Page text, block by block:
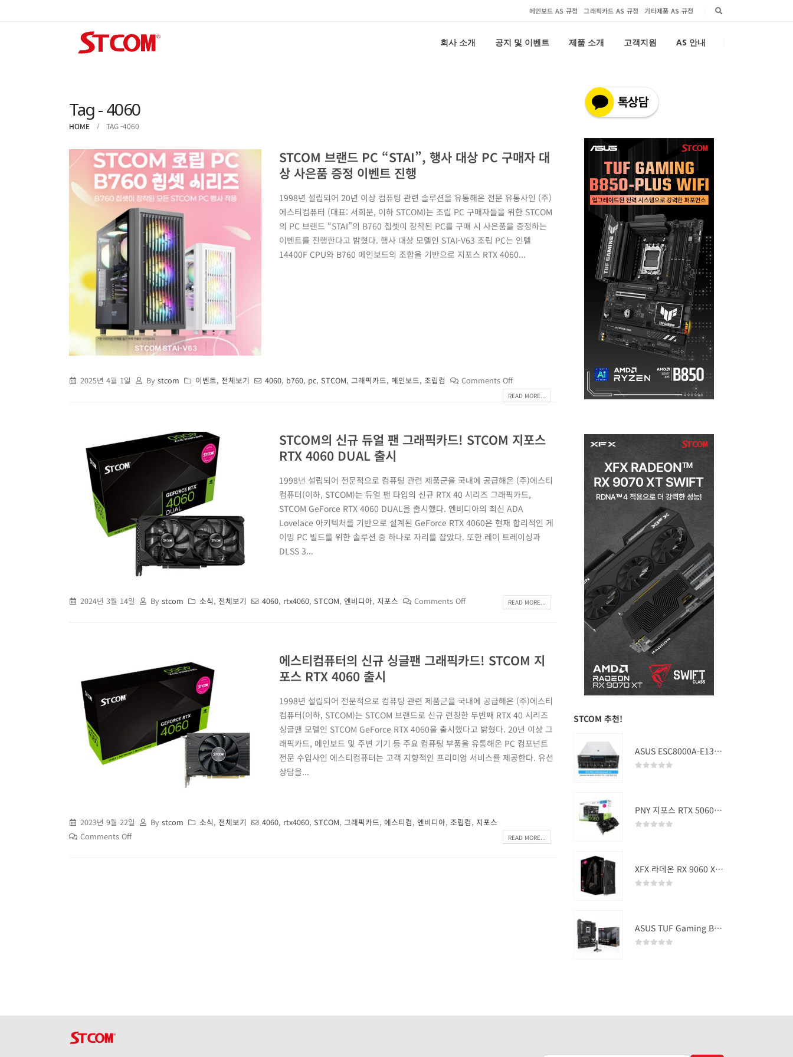
메인보드 AS 규정 그래픽카드 AS 규정 기타제품 AS 규정
회사 소개 공지 및 이벤트 제품 소개 고객지원 AS 안내
Tag - 4060
HOME TAG -4060
STCOM 브랜드 PC “STAI”, 행사 대상 PC 구매자 대
상 사은품 증정 이벤트 진행
1998년 설립되어 20년 이상 컴퓨팅 관련 솔루션을 유통해온 전문 유통사인 (주)
에스티컴퓨터 (대표: 서희문, 이하 STCOM)는 조립 PC 구매자들을 위한 STCOM
의 PC 브랜드 “STAI”의 B760 칩셋이 장착된 PC를 구매 시 사은품을 증정하는
이벤트를 진행한다고 밝혔다. 행사 대상 모델인 STAI-V63 조립 PC는 인텔
14400F CPU와 B760 메인보드의 조합을 기반으로 지포스 RTX 4060...
2025년 4월 1일 Bystcom 이벤트, 전체보기 4060, b760, pc,STCOM,그래픽카드, 메인보드,조립컴 Comments Off
READ MORE...
STCOM의 신규 듀얼 팬 그래픽카드! STCOM 지포스
RTX 4060 DUAL 출시
1998년 설립되어 전문적으로 컴퓨팅 관련 제품군을 국내에 공급해온 (주)에스티
컴퓨터(이하, STCOM)는 듀얼 팬 타입의 신규 RTX 40 시리즈 그래픽카드,
STCOM GeForce RTX 4060 DUAL을 출시했다. 엔비디아의 최신 ADA
Lovelace 아키텍처를 기반으로 설계된 GeForce RTX 4060은 현재 합리적인 게
이밍 PC 빌드를 위한 솔루션 중 하나로 자리를 잡았다. 또한 레이 트레이싱과
DLSS 3...
2024년 3월 14일 Bystcom 소식, 전체보기 4060, rtx4060,STCOM,엔비디아, 지포스 Comments Off READ MORE...
에스티컴퓨터의 신규 싱글팬 그래픽카드! STCOM 지
포스 RTX 4060 출시
1998년 설립되어 전문적으로 컴퓨팅 관련 제품군을 국내에 공급해온 (주)에스티
컴퓨터(이하, STCOM)는 STCOM 브랜드로 신규 런칭한 두번째 RTX 40 시리즈
싱글팬 모델인 STCOM GeForce RTX 4060을 출시했다고 밝혔다. 20년 이상 그
래픽카드, 메인보드 및 주변 기기 등 주요 컴퓨팅 부품을 유통해온 PC 컴포넌트
전문 수입사인 에스티컴퓨터는 고객 지향적인 프리미엄 서비스를 제공한다. 유선
상담을...
2023년 9월 22일 Bystcom 소식, 전체보기 4060, rtx4060,STCOM,그래픽카드,에스티컴,엔비디아,조립컴, 지포스
Comments Off
READ MORE...
STCOM 추천!
ASUS ESC8000A-E13 (RTX PRO 5000 Blackwell x2)
PNY 지포스 RTX 5060 OC D7 8GB Dual Fan
XFX 라데온 RX 9060 XT SWIFT DUAL OC D6 16GB
ASUS TUF Gaming B850-PLUS WIFI